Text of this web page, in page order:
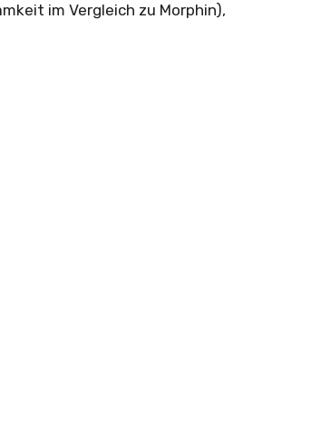
im Vergleich zu Morphin),